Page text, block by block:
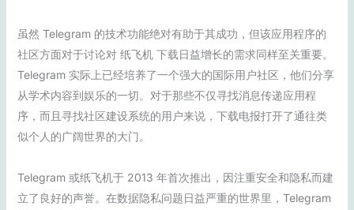
虽然 Telegram 的技术功能绝对有助于其成功，但该应用程序的
社区方面对于讨论对 纸飞机 下载日益增长的需求同样至关重要。
Telegram 实际上已经培养了一个强大的国际用户社区，他们分享
从学术内容到娱乐的一切。对于那些不仅寻找消息传递应用程
序，而且寻找社区建设系统的用户来说，下载电报打开了通往类
似个人的广阔世界的大门。
Telegram 或纸飞机于 2013 年首次推出，因注重安全和隐私而建
立了良好的声誉。在数据隐私问题日益严重的世界里，Telegram